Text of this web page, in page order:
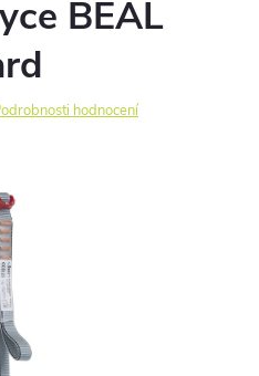
BEAL
hodnocení